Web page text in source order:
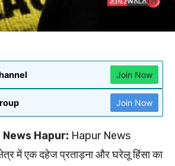
Join Now
Join Now
Hapur: Hapur News
में एक दहेज प्रताड़ना और घरेलू हिंसा का